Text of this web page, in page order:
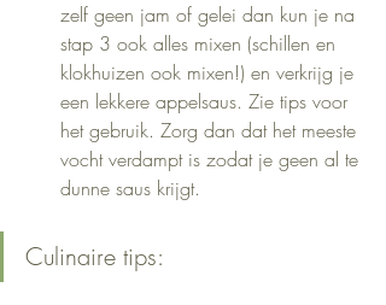
zelf geen jam of gelei dan kun je na
stap 3 ook alles mixen (schillen en
klokhuizen ook mixen!) en verkrijg je
een lekkere appelsaus. Zie tips voor
het gebruik. Zorg dan dat het meeste
vocht verdampt is zodat je geen al te
dunne saus krijgt.
Culinaire tips: